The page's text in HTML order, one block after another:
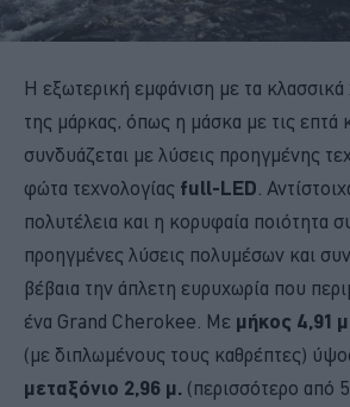
Η εξωτερική εμφάνιση με τα κλασσικά
της μάρκας, όπως η μάσκα με τις επτά
συνδυάζεται με λύσεις προηγμένης
φώτα τεχνολογίας full-LED .
πολυτέλεια και η κορυφαία ποιότητα
προηγμένες λύσεις πολυμέσων και
βέβαια την άπλετη ευρυχωρία που
ένα Grand Cherokee. Με μήκος 4,91
(με διπλωμένους τους καθρέπτες)
μεταξόνιο 2,96 μ. (περισσότερο από